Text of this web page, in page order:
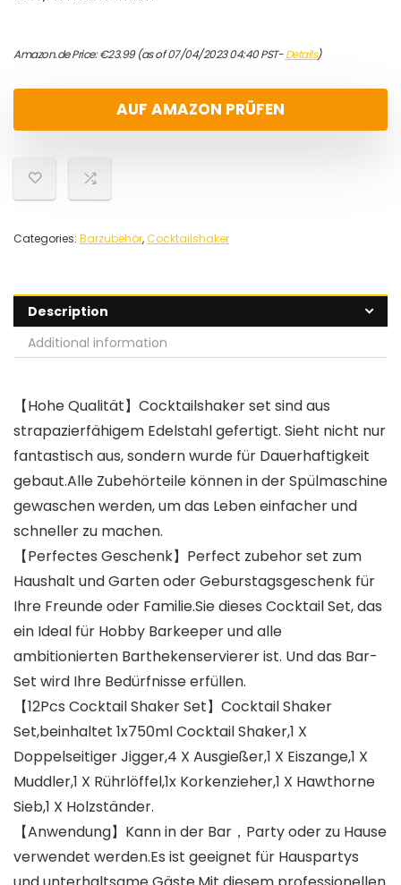
Amazon.de Price:€23.99(as of 07/04/2023 04:40 PST-Details)
AUF AMAZON PRÜFEN
Categories: Barzubehör,Cocktailshaker
Description
Additional information
【Hohe Qualität】Cocktailshaker set sind aus
strapazierfähigem Edelstahl gefertigt. Sieht nicht nur
fantastisch aus, sondern wurde für Dauerhaftigkeit
gebaut.Alle Zubehörteile können in der Spülmaschine
gewaschen werden, um das Leben einfacher und
schneller zu machen.
【Perfectes Geschenk】Perfect zubehor set zum
Haushalt und Garten oder Geburstagsgeschenk für
Ihre Freunde oder Familie.Sie dieses Cocktail Set, das
ein Ideal für Hobby Barkeeper und alle
ambitionierten Barthekenservierer ist. Und das Bar-
Set wird Ihre Bedürfnisse erfüllen.
【12Pcs Cocktail Shaker Set】Cocktail Shaker
Set,beinhaltet 1x750ml Cocktail Shaker,1 X
Doppelseitiger Jigger,4 X Ausgießer,1 X Eiszange,1 X
Muddler,1 X Rührlöffel,1x Korkenzieher,1 X Hawthorne
Sieb,1 X Holzständer.
【Anwendung】Kann in der Bar，Party oder zu Hause
verwendet werden.Es ist geeignet für Hauspartys